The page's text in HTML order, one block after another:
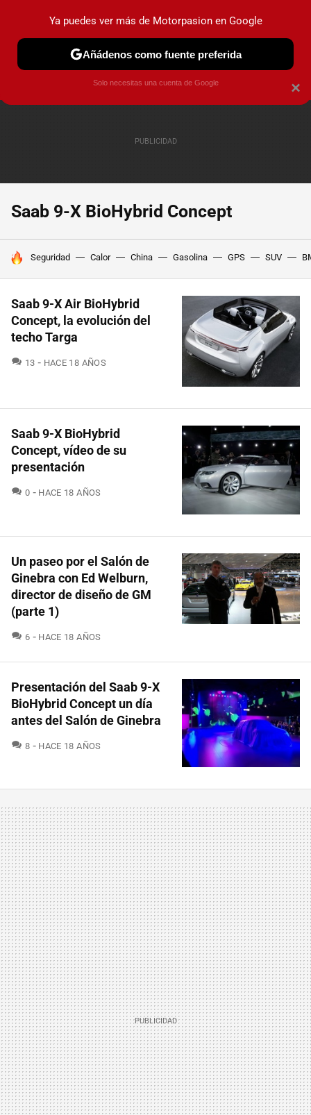
PRUEBAS COCHES ELÉCTRICOS OBSERVATORIO
Saab 9-X BioHybrid Concept
HOY SE HABLA DE
Seguridad Calor China Gasolina GPS SUV
Saab 9-X Air BioHybrid
Concept, la evolución del
techo Targa
13 COMENTARIOS
HACE 18 AÑOS
Saab 9-X BioHybrid
Concept, vídeo de su
presentación
0 COMENTARIOS
HACE 18 AÑOS
Un paseo por el Salón de
Ginebra con Ed Welburn,
director de diseño de GM
(parte 1)
6 COMENTARIOS
HACE 18 AÑOS
Presentación del Saab 9-X
BioHybrid Concept un día
antes del Salón de Ginebra
8 COMENTARIOS
HACE 18 AÑOS
×
Ya puedes ver más de Motorpasion en Google
Añádenos como fuente preferida
Solo necesitas una cuenta de Google